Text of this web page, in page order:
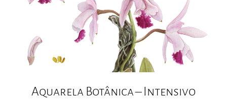
Aquarela Botânica – Intensivo